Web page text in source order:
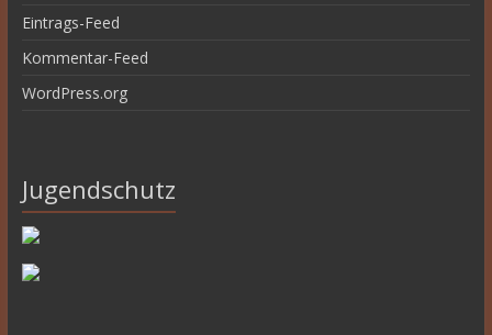
Eintrags-Feed
Kommentar-Feed
WordPress.org
Jugendschutz